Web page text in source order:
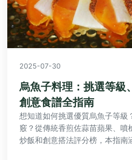
2025-07-30
烏魚子料理：挑選等級
創意食譜全指南
想知道如何挑選優質烏魚子等級
竅？從傳統香煎佐蒜苗蘋果、噴
炒飯和創意搭法評分榜，本指南